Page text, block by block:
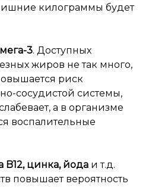
килограммы будет
3. Доступных
жиров не так много,
риск
сосудистой системы,
а в организме
воспалительные
B12, цинка, йода и т.д.
повышает вероятность